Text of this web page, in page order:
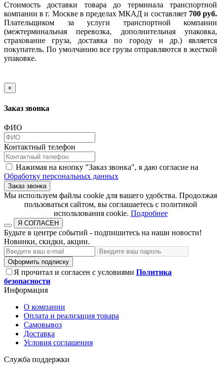
Стоимость доставки товара до терминала транспортной
компании в г. Москве в пределах МКАД и составляет 700 руб.
Плательщиком за услуги транспортной компании
(межтерминальная перевозка, дополнительная упаковка,
страхование груза, доставка по городу и др.) является
покупатель. По умолчанию все грузы отправляются в жесткой
упаковке.
×
Заказ звонка
ФИО
Контактный телефон
Нажимая на кнопку "Заказ звонка", я даю согласие на
Обработку персональных данных
Заказ звонка
​​​​​​​Мы используем файлы cookie для вашего удобства. Продолжая
пользоваться сайтом, вы соглашаетесь с политикой
использования cookie.​​​​​​​ Подробнее
Я СОГЛАСЕН
Будьте в центре событий - подпишитесь на наши новости!
Новинки, скидки, акции.
Оформить подписку
Я прочитал и согласен с условиями Политика
безопасности
Информация
О компании
Оплата и реализация товара
Самовывоз
Доставка
Условия соглашения
Служба поддержки